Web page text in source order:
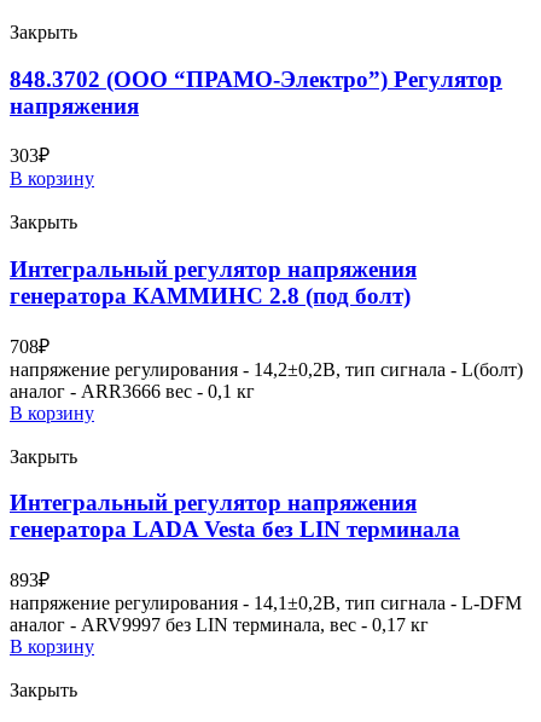
Закрыть
848.3702 (ООО “ПРАМО-Электро”) Регулятор
напряжения
303₽
В корзину
Закрыть
Интегральный регулятор напряжения
генератора КАММИНС 2.8 (под болт)
708₽
напряжение регулирования - 14,2±0,2В, тип сигнала - L(болт)
аналог - ARR3666 вес - 0,1 кг
В корзину
Закрыть
Интегральный регулятор напряжения
генератора LADA Vesta без LIN терминала
893₽
напряжение регулирования - 14,1±0,2В, тип сигнала - L-DFM
аналог - ARV9997 без LIN терминала, вес - 0,17 кг
В корзину
Закрыть